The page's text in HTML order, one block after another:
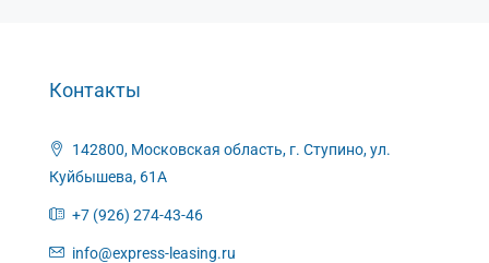
Контакты
142800, Московская область, г. Ступино, ул.
Куйбышева, 61А
+7 (926) 274-43-46
info@express-leasing.ru